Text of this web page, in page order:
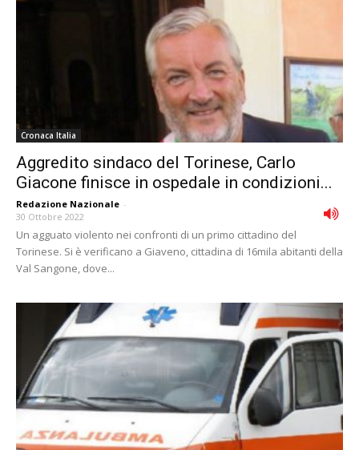
Cronaca Italia
Aggredito sindaco del Torinese, Carlo
Giacone finisce in ospedale in condizioni...
Redazione Nazionale -
30 Ottobre 2022
Un agguato violento nei confronti di un primo cittadino del
Torinese. Si è verificano a Giaveno, cittadina di 16mila abitanti della
Val Sangone, dove...